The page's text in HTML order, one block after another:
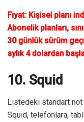
Fiyat: Kişisel planı
Abonelik planları,
30 günlük sürüm
aylık 4 dolardan
10. Squid
Listedeki standart not
Squid, telefonlara,